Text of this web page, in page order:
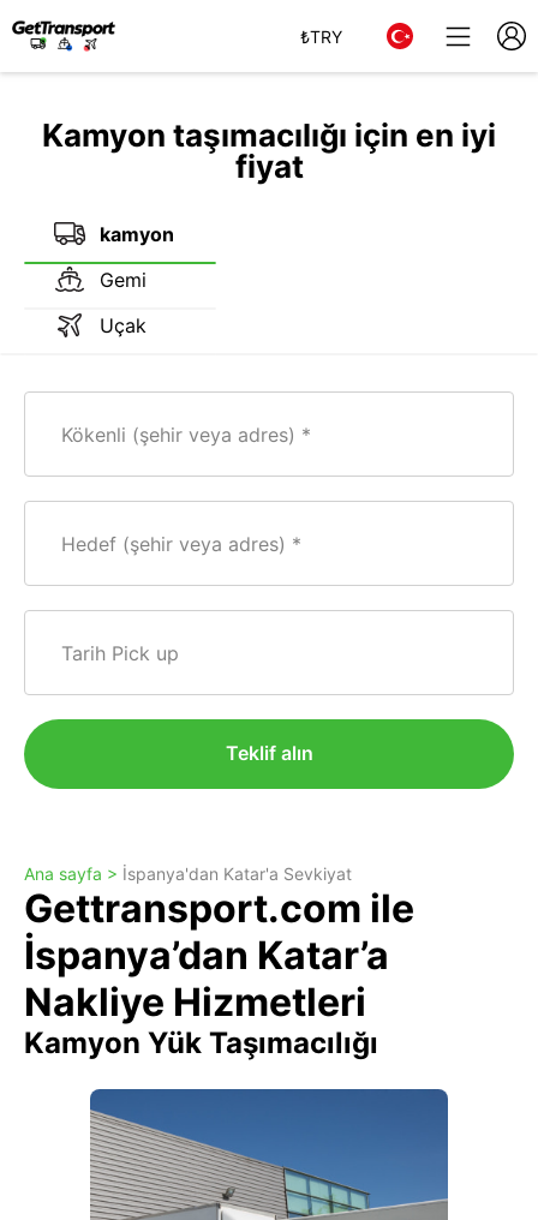
₺TRY
Kamyon taşımacılığı için en iyi
fiyat
kamyon
Gemi
Uçak
Kökenli (şehir veya adres)
Hedef (şehir veya adres)
Tarih Pick up
Teklif alın
Ana sayfa > İspanya'dan Katar'a Sevkiyat
Gettransport.com ile
İspanya’dan Katar’a
Nakliye Hizmetleri
Kamyon Yük Taşımacılığı